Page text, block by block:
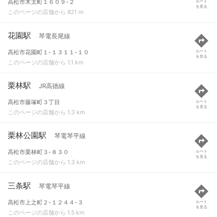
高松市木太町１６０９-２
このページの店舗から 821 m
を見る
花園駅 琴電長尾線
高松市花園町１-１３１１-１０
このページの店舗から 1.1 km
ルート
を見る
栗林駅 JR高徳線
高松市藤塚町３丁目
このページの店舗から 1.3 km
ルート
を見る
栗林公園駅 琴電琴平線
高松市栗林町３-８３０
このページの店舗から 1.3 km
ルート
を見る
三条駅 琴電琴平線
高松市上之町２-１２４４-３
このページの店舗から 1.5 km
ルート
を見る